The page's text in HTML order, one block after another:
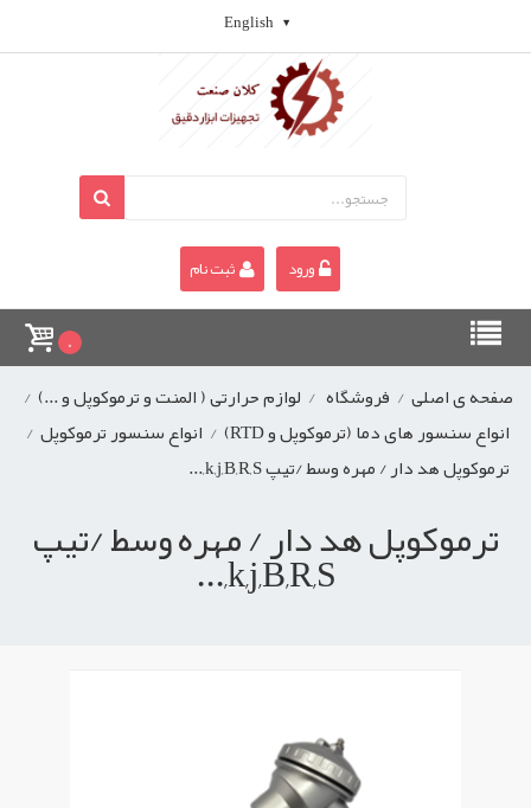
English
ورود ثبت نام
0
صفحه ی اصلی / فروشگاه / لوازم حرارتی ( المنت و ترموکوپل و ...) /
انواع سنسور های دما (ترموکوپل و RTD)
/ انواع سنسور ترموکوپل /
ترموکوپل هد دار / مهره وسط /تیپ k,j,B,R,S,...
ترموکوپل هد دار / مهره وسط /تیپ
k,j,B,R,S,...